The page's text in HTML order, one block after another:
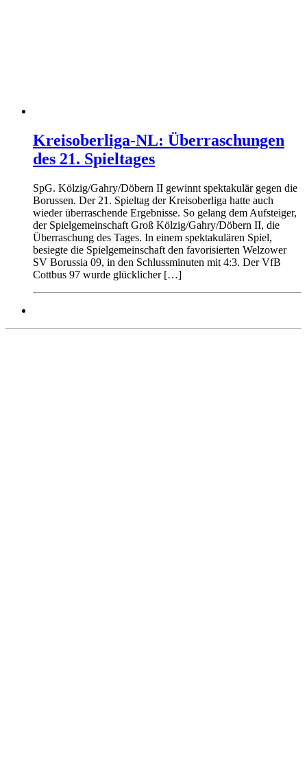
Kreisoberliga-NL: Überraschungen
des 21. Spieltages
SpG. Kölzig/Gahry/Döbern II gewinnt spektakulär gegen die
Borussen. Der 21. Spieltag der Kreisoberliga hatte auch
wieder überraschende Ergebnisse. So gelang dem Aufsteiger,
der Spielgemeinschaft Groß Kölzig/Gahry/Döbern II, die
Überraschung des Tages. In einem spektakulären Spiel,
besiegte die Spielgemeinschaft den favorisierten Welzower
SV Borussia 09, in den Schlussminuten mit 4:3. Der VfB
Cottbus 97 wurde glücklicher […]